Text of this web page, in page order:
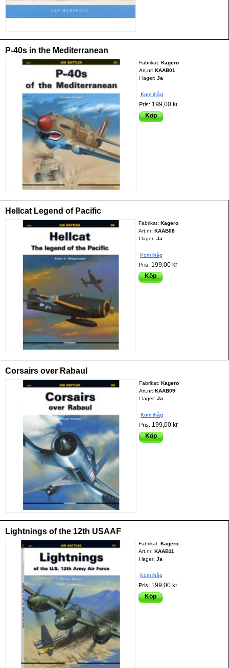
P-40s in the Mediterranean
Fabrikat: Kagero
Art.nr: KAAB01
I lager: Ja
Kom ihåg
Pris: 199,00 kr
Köp
Hellcat Legend of Pacific
Fabrikat:Kagero
Art.nr:KAAB08
I lager: Ja
Kom ihåg
Pris: 199,00 kr
Köp
Corsairs over Rabaul
Fabrikat: Kagero
Art.nr: KAAB09
I lager: Ja
Kom ihåg
Pris: 199,00 kr
Köp
Lightnings of the 12th USAAF
Fabrikat:Kagero
Art.nr:KAAB11
I lager: Ja
Kom ihåg
Pris: 199,00 kr
Köp